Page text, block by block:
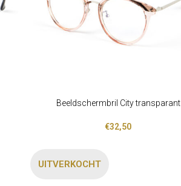
LEES VERDERBeeldschermbril City transparant
€32,50
UITVERKOCHT